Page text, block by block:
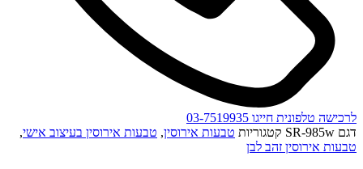
לרכישה טלפונית חייגו 03-7519935
דגם SR-985w קטגוריות טבעות אירוסין, טבעות אירוסין בעיצוב אישי,
טבעות אירוסין זהב לבן